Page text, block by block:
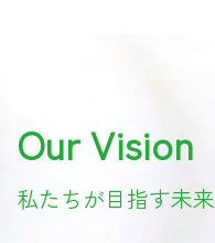
Our Vision
私たちが目指す未来